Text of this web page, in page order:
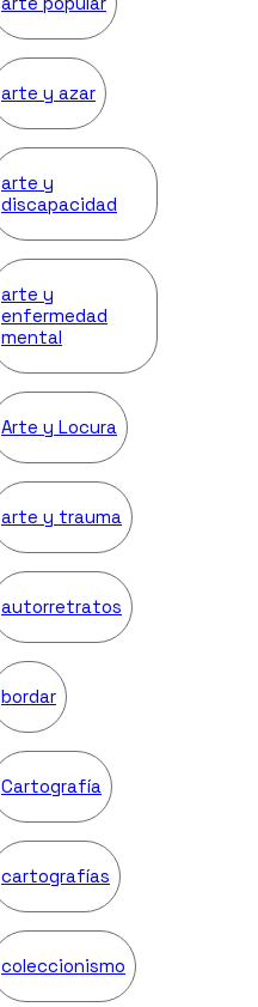
arte y azar
arte y
discapacidad
arte y
enfermedad
mental
Arte y Locura
arte y trauma
autorretratos
bordar
Cartografía
cartografías
coleccionismo